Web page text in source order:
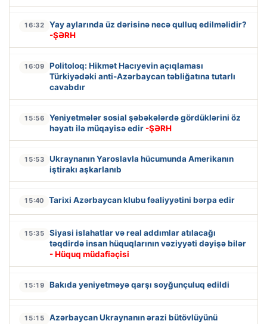
16:32
Yay aylarında üz dərisinə necə qulluq edilməlidir?
-ŞƏRH
16:09
Politoloq: Hikmət Hacıyevin açıqlaması
Türkiyədəki anti-Azərbaycan təbliğatına tutarlı
cavabdır
15:56
Yeniyetmələr sosial şəbəkələrdə gördüklərini öz
həyatı ilə müqayisə edir -ŞƏRH
15:53
Ukraynanın Yaroslavla hücumunda Amerikanın
iştirakı aşkarlanıb
15:40 Tarixi Azərbaycan klubu fəaliyyətini bərpa edir
15:35
Siyasi islahatlar və real addımlar atılacağı
təqdirdə insan hüquqlarının vəziyyəti dəyişə bilər
- Hüquq müdafiəçisi
15:19 Bakıda yeniyetməyə qarşı soyğunçuluq edildi
15:15
Azərbaycan Ukraynanın ərazi bütövlüyünü